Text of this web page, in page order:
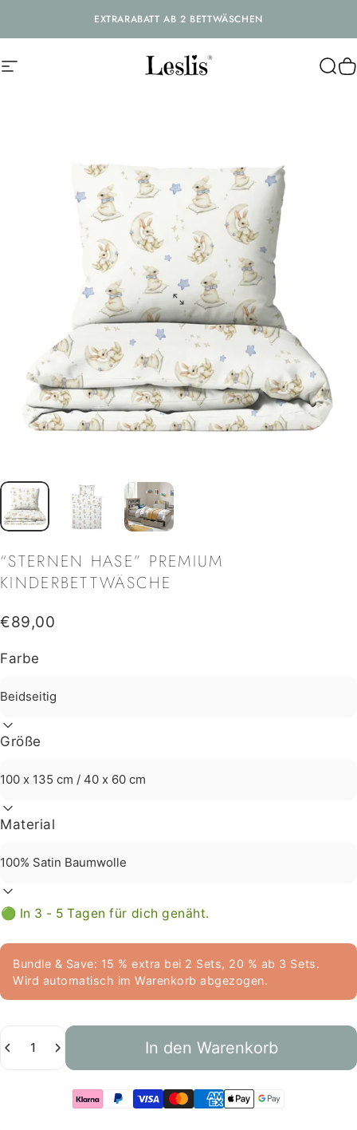
EXTRARABATT AB 2 BETTWÄSCHEN
Seitennavigation Leslis
“STERNEN HASE” PREMIUM
KINDERBETTWÄSCHE
€89,00
Farbe
Größe
Material
🟢 In 3 - 5 Tagen für dich genäht.
Bundle & Save: 15 % extra bei 2 Sets, 20 % ab 3 Sets.
Wird automatisch im Warenkorb abgezogen.
In den Warenkorb